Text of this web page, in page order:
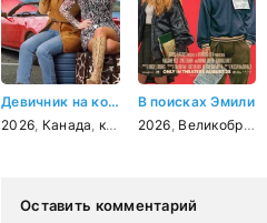
Девичник на колесах
2026 Канада комедия
В поисках Эмили
2026 Великобритания
Оставить комментарий